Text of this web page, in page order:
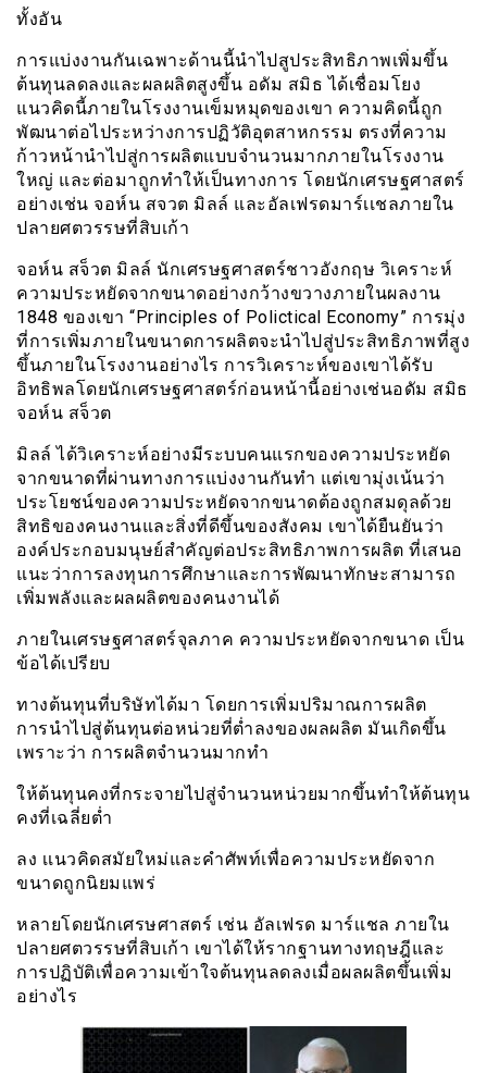
ทั้งอัน
การแบ่งงานกันเฉพาะด้านนี้นำไปสูประสิทธิภาพเพิ่มขึ้น
ต้นทุนลดลงและผลผลิตสูงขึ้น อดัม สมิธ ได้เชื่อมโยง
แนวคิดนี้ภายในโรงงานเข็มหมุดของเขา ความคิดนี้ถูก
พัฒนาต่อไประหว่างการปฏิวัติอุตสาหกรรม ตรงที่ความ
ก้าวหน้านำไปสู่การผลิตแบบจำนวนมากภายในโรงงาน
ใหญ่ และต่อมาถูกทำให้เป็นทางการ โดยนักเศรษฐศาสตร์
อย่างเช่น จอห์น สจวต มิลล์ และอัลเฟรดมาร์เเชลภายใน
ปลายศตวรรษที่สิบเก้า
จอห์น สจ็วต มิลล์ นักเศรษฐศาสตร์ชาวอังกฤษ วิเคราะห์
ความประหยัดจากขนาดอย่างกว้างขวางภายในผลงาน
1848 ของเขา “Principles of Polictical Economy” การมุ่ง
ที่การเพิ่มภายในขนาดการผลิตจะนำไปสู่ประสิทธิภาพที่สูง
ขึ้นภายในโรงงานอย่างไร การวิเคราะห์ของเขาได้รับ
อิทธิพลโดยนักเศรษฐศาสตร์ก่อนหน้านี้อย่างเช่นอดัม สมิธ
จอห์น สจ็วต
มิลล์ ได้วิเคราะห์อย่างมีระบบคนแรกของความประหยัด
จากขนาดที่ผ่านทางการแบ่งงานกันทำ แต่เขามุ่งเน้นว่า
ประโยชน์ของความประหยัดจากขนาดต้องถูกสมดุลด้วย
สิทธิของคนงานและสิ่งที่ดีขึ้นของสังคม เขาได้ยืนยันว่า
องค์ประกอบมนุษย์สำคัญต่อประสิทธิภาพการผลิต ที่เสนอ
แนะว่าการลงทุนการศึกษาและการพัฒนาทักษะสามารถ
เพิ่มพลังและผลผลิตของคนงานได้
ภายในเศรษฐศาสตร์จุลภาค ความประหยัดจากขนาด เป็น
ข้อได้เปรียบ
ทางต้นทุนที่บริษัทได้มา โดยการเพิ่มปริมาณการผลิต
การนำไปสู่ต้นทุนต่อหน่วยที่ต่ำลงของผลผลิต มันเกิดขึ้น
เพราะว่า การผลิตจำนวนมากทำ
ให้ต้นทุนคงที่กระจายไปสู่จำนวนหน่วยมากขึ้นทำให้ต้นทุน
คงที่เฉลี่ยต่ำ
ลง เเนวคิดสมัยใหม่และคำศัพท์เพื่อความประหยัดจาก
ขนาดถูกนิยมแพร่
หลายโดยนักเศรษศาสตร์ เช่น อัลเฟรด มาร์เเชล ภายใน
ปลายศตวรรษที่สิบเก้า เขาได้ให้รากฐานทางทฤษฎีและ
การปฏิบัติเพื่อความเข้าใจต้นทุนลดลงเมื่อผลผลิตขึ้นเพิ่ม
อย่างไร